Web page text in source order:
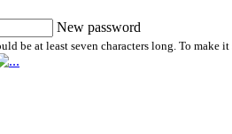
New password
be at least seven characters long. To make